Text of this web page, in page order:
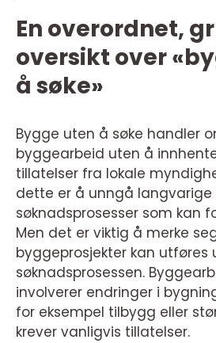
En overordnet,
oversikt over
å søke»
Bygge uten å søke handler
byggearbeid uten å
tillatelser fra lokale
dette er å unngå langvarige
søknadsprosesser som kan
Men det er viktig å merke
byggeprosjekter kan utføres
søknadsprosessen.
involverer endringer i
for eksempel tilbygg eller
krever vanligvis tillatelser.